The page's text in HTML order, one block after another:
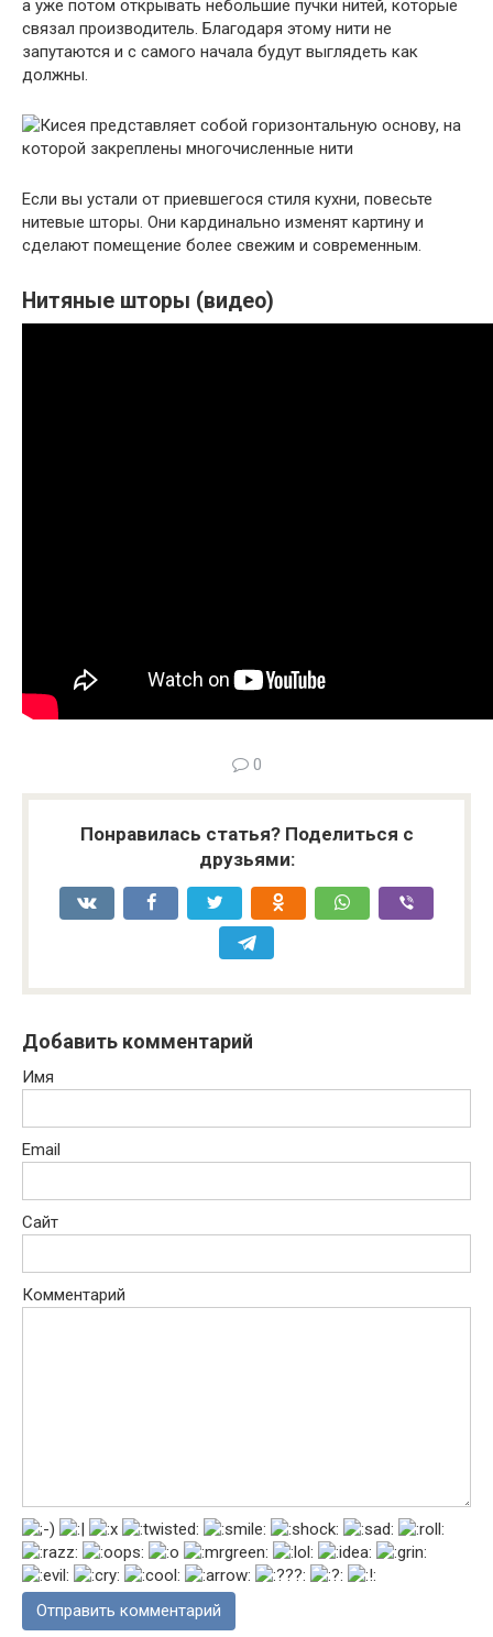
а уже потом открывать небольшие пучки нитей, которые
связал производитель. Благодаря этому нити не
запутаются и с самого начала будут выглядеть как
должны.
Если вы устали от приевшегося стиля кухни, повесьте
нитевые шторы. Они кардинально изменят картину и
сделают помещение более свежим и современным.
Нитяные шторы (видео)
0
Понравилась статья? Поделиться с
друзьями:
Добавить комментарий
Имя
Email
Сайт
Комментарий